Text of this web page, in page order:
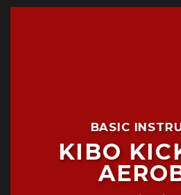
BASIC
KIBO